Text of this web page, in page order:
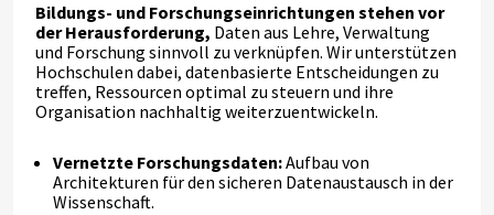
Bildungs- und Forschungseinrichtungen stehen vor
der Herausforderung, Daten aus Lehre, Verwaltung
und Forschung sinnvoll zu verknüpfen. Wir unterstützen
Hochschulen dabei, datenbasierte Entscheidungen zu
treffen, Ressourcen optimal zu steuern und ihre
Organisation nachhaltig weiterzuentwickeln.
Vernetzte Forschungsdaten:Aufbau von
Architekturen für den sicheren Datenaustausch in der
Wissenschaft.